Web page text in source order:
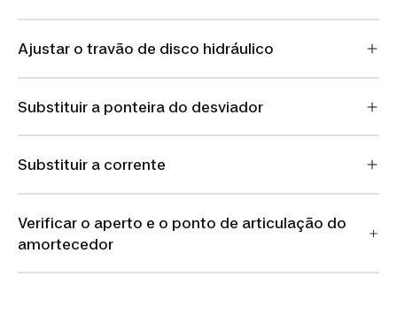
Ajustar o travão de disco hidráulico
Substituir a ponteira do desviador
Substituir a corrente
Verificar o aperto e o ponto de articulação do
amortecedor